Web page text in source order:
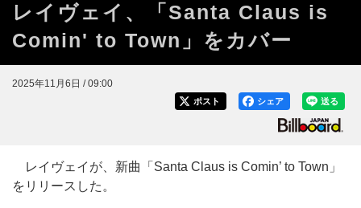
レイヴェイ、「Santa Claus is
Comin' to Town」をカバー
2025年11月6日 / 09:00
送る
シェア
ポスト
レイヴェイが、新曲「Santa Claus is Comin’ to Town」
をリリースした。